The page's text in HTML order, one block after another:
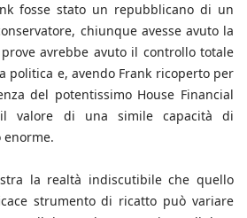
fosse stato un repubblicano di un
chiunque avesse avuto la
avrebbe avuto il controllo totale
politica e, avendo Frank ricoperto per
del potentissimo House Financial
il valore di una simile capacità di
la realtà indiscutibile che quello
strumento di ricatto può variare